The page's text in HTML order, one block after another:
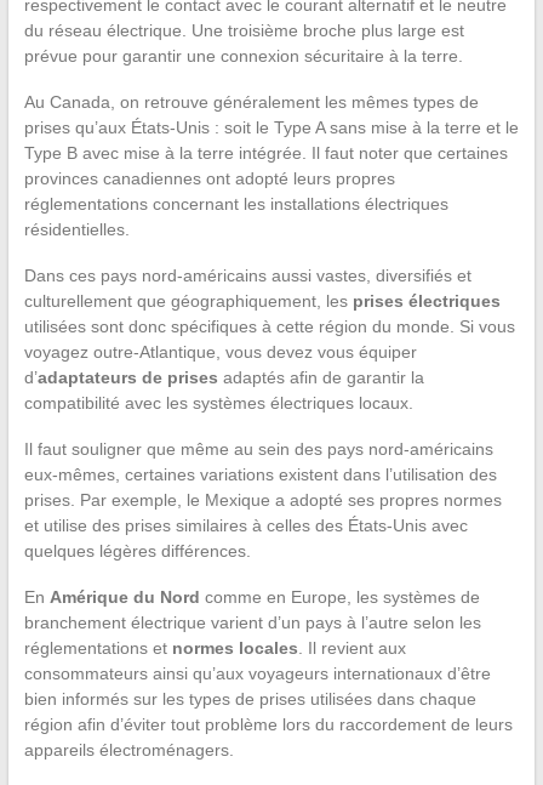
respectivement le contact avec le courant alternatif et le neutre
du réseau électrique. Une troisième broche plus large est
prévue pour garantir une connexion sécuritaire à la terre.
Au Canada, on retrouve généralement les mêmes types de
prises qu’aux États-Unis : soit le Type A sans mise à la terre et le
Type B avec mise à la terre intégrée. Il faut noter que certaines
provinces canadiennes ont adopté leurs propres
réglementations concernant les installations électriques
résidentielles.
Dans ces pays nord-américains aussi vastes, diversifiés et
culturellement que géographiquement, les prises électriques
utilisées sont donc spécifiques à cette région du monde. Si vous
voyagez outre-Atlantique, vous devez vous équiper
d’adaptateurs de prises adaptés afin de garantir la
compatibilité avec les systèmes électriques locaux.
Il faut souligner que même au sein des pays nord-américains
eux-mêmes, certaines variations existent dans l’utilisation des
prises. Par exemple, le Mexique a adopté ses propres normes
et utilise des prises similaires à celles des États-Unis avec
quelques légères différences.
En Amérique du Nord comme en Europe, les systèmes de
branchement électrique varient d’un pays à l’autre selon les
réglementations et normes locales. Il revient aux
consommateurs ainsi qu’aux voyageurs internationaux d’être
bien informés sur les types de prises utilisées dans chaque
région afin d’éviter tout problème lors du raccordement de leurs
appareils électroménagers.